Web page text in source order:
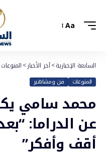
Aa
السابعة الإخبارية>آخر الأخبار>المنوعات
المنوعات فن ومشاهير
محمد سامي
عن الدراما:
أقف وأفكر”